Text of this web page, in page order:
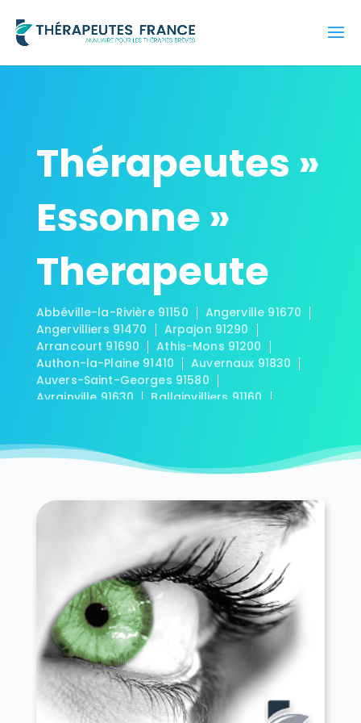
Thérapeutes »
Essonne »
Therapeute
Abbéville-la-Rivière 91150
Angerville 91670
Angervilliers 91470
Arpajon 91290
Arrancourt 91690
Athis-Mons 91200
Authon-la-Plaine 91410
Auvernaux 91830
Auvers-Saint-Georges 91580
Avrainville 91630
Ballainvilliers 91160
Boigneville 91720
Boissy-la-Rivière 91690
Boissy-sous-Saint-Yon 91790
Bondoufle 91070
Boullay-les-Troux 91470
Boussy-Saint-Antoine 91800
Boutervilliers 91150
Boutigny-sur-Essonne 91820
Bouville 91880
Brétigny-sur-Orge 91220
Breuillet 91650
Breux-Jouy 91650
Brières-les-Scellés 91150
Briis-sous-Forges 91640
Brouy 91150
Brunoy 91800
Bruyères-le-Châtel 91680
Buno-Bonnevaux 91720
Bures-sur-Yvette 91440
Cerny 91590
Chalo-Saint-Mars 91780
Chalou-Moulineux 91740